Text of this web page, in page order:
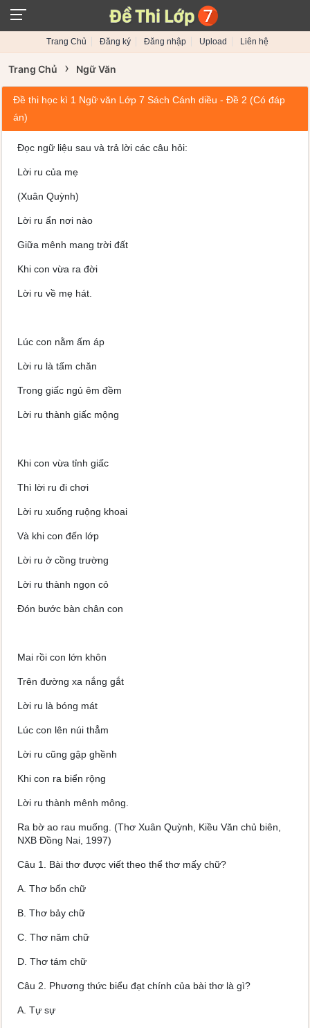
Trang Chủ Đăng ký Đăng nhập Upload Liên hệ
Trang Chủ › Ngữ Văn
Đề thi học kì 1 Ngữ văn Lớp 7 Sách Cánh diều - Đề 2 (Có đáp
án)
Đọc ngữ liệu sau và trả lời các câu hỏi:
Lời ru của mẹ
(Xuân Quỳnh)
Lời ru ẩn nơi nào
Giữa mênh mang trời đất
Khi con vừa ra đời
Lời ru về mẹ hát.
Lúc con nằm ấm áp
Lời ru là tấm chăn
Trong giấc ngủ êm đềm
Lời ru thành giấc mộng
Khi con vừa tỉnh giấc
Thì lời ru đi chơi
Lời ru xuống ruộng khoai
Và khi con đến lớp
Lời ru ở cồng trường
Lời ru thành ngọn cỏ
Đón bước bàn chân con
Mai rồi con lớn khôn
Trên đường xa nắng gắt
Lời ru là bóng mát
Lúc con lên núi thẳm
Lời ru cũng gập ghềnh
Khi con ra biển rộng
Lời ru thành mênh mông.
Ra bờ ao rau muống. (Thơ Xuân Quỳnh, Kiều Văn chủ biên,
NXB Đồng Nai, 1997)
Câu 1. Bài thơ được viết theo thể thơ mấy chữ?
A. Thơ bốn chữ
B. Thơ bảy chữ
C. Thơ năm chữ
D. Thơ tám chữ
Câu 2. Phương thức biểu đạt chính của bài thơ là gì?
A. Tự sự